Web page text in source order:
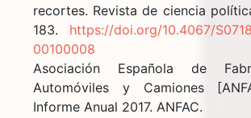
recortes. Revista de ciencia
183. https://doi.org/10.4067/
00100008
Asociación Española de
Automóviles y Camiones
Informe Anual 2017. ANFAC.